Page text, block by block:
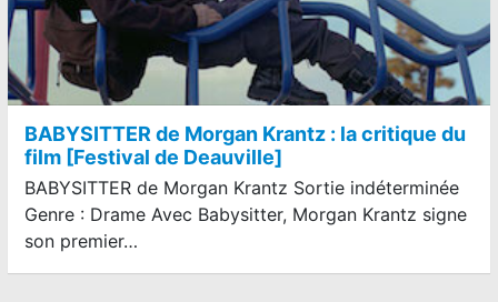
BABYSITTER de Morgan Krantz : la critique du
film [Festival de Deauville]
BABYSITTER de Morgan Krantz Sortie indéterminée
Genre : Drame Avec Babysitter, Morgan Krantz signe
son premier…